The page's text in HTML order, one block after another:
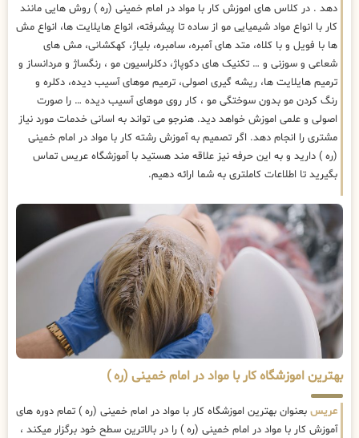
دهد . در کلاس های اموزش کار با مواد در امام خمینی (ره ) روش هایی مانند
کار با انواع مواد شیمیایی مو از ساده تا پیشرفته، انواع هایلایت ها، انواع مش
ها با فویل و با کلاه، متد های آمبره، سامبره، بلیاژ، کهکشانی، مش های
شعاعی و سوزنی و … تکنیک های دکوپاژ، دکلراسیون مو ، رنگساژ و مردانساز و
ترمیم هایلایت ها، ریشه گیری اصولی، ترمیم موهای آسیب دیده، دکلره و
رنگ کردن مو بدون سوختگی مو ، کار روی موهای آسیب دیده … را صورت
اصولی و علمی اموزش خواهد دید. هنرجو می تواند به اسانی خدمات مورد نیاز
مشتری را انجام دهد. اگر تصمیم به آموزش رشته کار با مواد در امام خمینی
(ره ) دارید و به این حرفه نیز علاقه مند هستید با آموزشگاه عریس تماس
بگیرید تا اطلاعات کاملتری به شما ارائه دهیم.
بهترین اموزشگاه کار با مواد در امام خمینی (ره )
عریس بعنوان بهترین اموزشگاه کار با مواد در امام خمینی (ره ) تمام دوره های
آموزش کار با مواد در امام خمینی (ره ) را در بالاترین سطح خود برگزار میکند ،